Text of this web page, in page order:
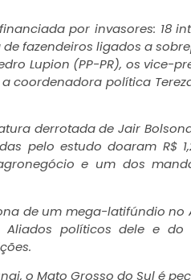
por invasores: 18
fazendeiros ligados a
Lupion (PP-PR), os vice-
coordenadora política
derrotada de Jair
pelo estudo doaram R$
e um dos
de um mega-latifúndio no
Aliados políticos dele e
o Mato Grosso do Sul é